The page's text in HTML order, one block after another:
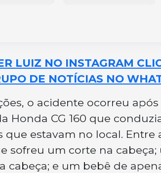
LUIZ NO INSTAGRAM
DE NOTÍCIAS NO
o acidente ocorreu
Honda CG 160 que
estavam no local. Entre
sofreu um corte na
cabeça; e um bebê de